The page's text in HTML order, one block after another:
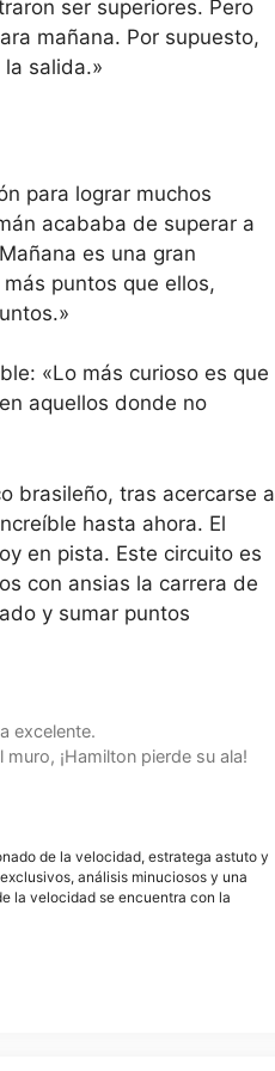
ser superiores. Pero
mañana. Por supuesto,
salida.»
para lograr muchos
acababa de superar a
es una gran
puntos que ellos,
«Lo más curioso es que
aquellos donde no
brasileño, tras acercarse a
hasta ahora. El
en pista. Este circuito es
con ansias la carrera de
y sumar puntos
excelente.
¡Hamilton pierde su ala!
de la velocidad, estratega astuto y
análisis minuciosos y una
la velocidad se encuentra con la